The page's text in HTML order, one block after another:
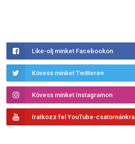
Like-olj minket Facebookon
Kövess minket Twitteren
Kövess minket Instagramon
Iratkozz fel YouTube-csatornánkra